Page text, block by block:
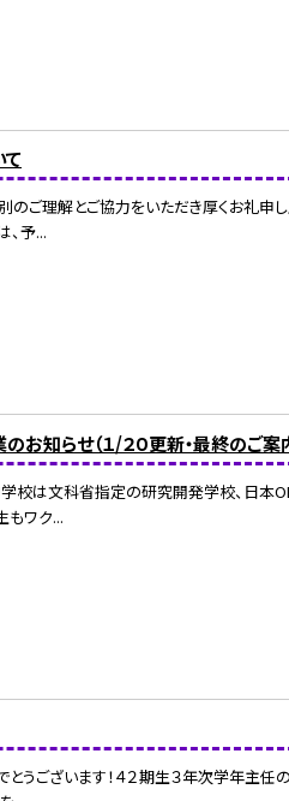
ご理解とご協力をいただき厚くお礼申
、予...
お知らせ（１/２０更新・最終のご案
校は文科省指定の研究開発学校、日本
もワク...
うございます！４２期生３年次学年主任